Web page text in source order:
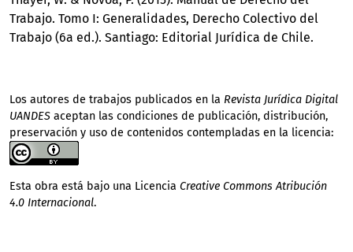
Trabajo. Tomo I: Generalidades, Derecho Colectivo del
Trabajo (6a ed.). Santiago: Editorial Jurídica de Chile.
Los autores de trabajos publicados en la Revista Jurídica Digital
UANDES aceptan las condiciones de publicación, distribución,
preservación y uso de contenidos contempladas en la licencia:
Esta obra está bajo una Licencia Creative Commons Atribución
4.0 Internacional.